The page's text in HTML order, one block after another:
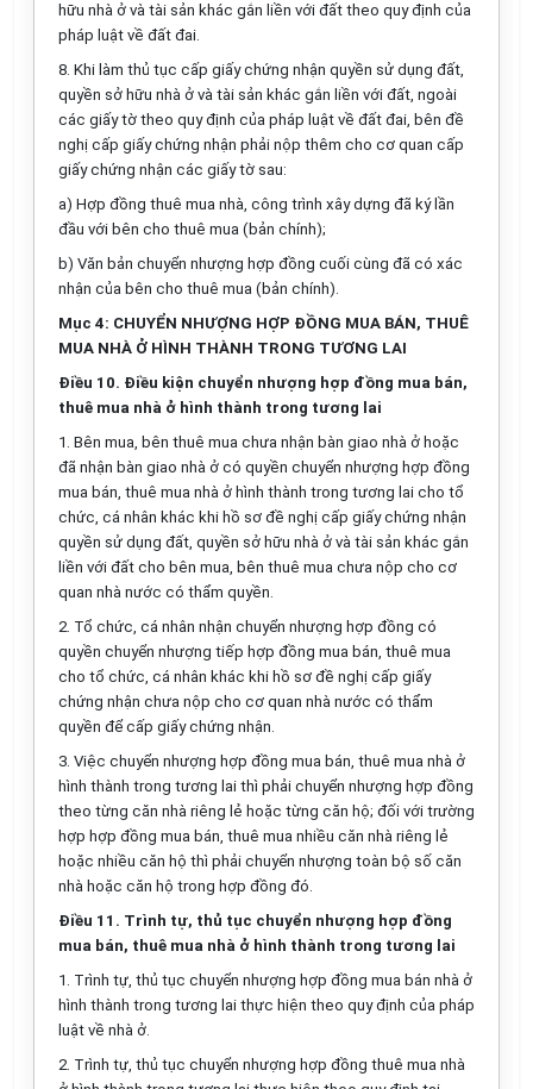
hữu nhà ở và tài sản khác gắn liền với đất theo quy định của
pháp luật về đất đai.
8. Khi làm thủ tục cấp giấy chứng nhận quyền sử dụng đất,
quyền sở hữu nhà ở và tài sản khác gắn liền với đất, ngoài
các giấy tờ theo quy định của pháp luật về đất đai, bên đề
nghị cấp giấy chứng nhận phải nộp thêm cho cơ quan cấp
giấy chứng nhận các giấy tờ sau:
a) Hợp đồng thuê mua nhà, công trình xây dựng đã ký lần
đầu với bên cho thuê mua (bản chính);
b) Văn bản chuyển nhượng hợp đồng cuối cùng đã có xác
nhận của bên cho thuê mua (bản chính).
Mục 4: CHUYỂN NHƯỢNG HỢP ĐỒNG MUA BÁN, THUÊ
MUA NHÀ Ở HÌNH THÀNH TRONG TƯƠNG LAI
Điều 10. Điều kiện chuyển nhượng hợp đồng mua bán,
thuê mua nhà ở hình thành trong tương lai
1. Bên mua, bên thuê mua chưa nhận bàn giao nhà ở hoặc
đã nhận bàn giao nhà ở có quyền chuyển nhượng hợp đồng
mua bán, thuê mua nhà ở hình thành trong tương lai cho tổ
chức, cá nhân khác khi hồ sơ đề nghị cấp giấy chứng nhận
quyền sử dụng đất, quyền sở hữu nhà ở và tài sản khác gắn
liền với đất cho bên mua, bên thuê mua chưa nộp cho cơ
quan nhà nước có thẩm quyền.
2. Tổ chức, cá nhân nhận chuyển nhượng hợp đồng có
quyền chuyển nhượng tiếp hợp đồng mua bán, thuê mua
cho tổ chức, cá nhân khác khi hồ sơ đề nghị cấp giấy
chứng nhận chưa nộp cho cơ quan nhà nước có thẩm
quyền để cấp giấy chứng nhận.
3. Việc chuyển nhượng hợp đồng mua bán, thuê mua nhà ở
hình thành trong tương lai thì phải chuyển nhượng hợp đồng
theo từng căn nhà riêng lẻ hoặc từng căn hộ; đối với trường
hợp hợp đồng mua bán, thuê mua nhiều căn nhà riêng lẻ
hoặc nhiều căn hộ thì phải chuyển nhượng toàn bộ số căn
nhà hoặc căn hộ trong hợp đồng đó.
Điều 11. Trình tự, thủ tục chuyển nhượng hợp đồng
mua bán, thuê mua nhà ở hình thành trong tương lai
1. Trình tự, thủ tục chuyển nhượng hợp đồng mua bán nhà ở
hình thành trong tương lai thực hiện theo quy định của pháp
luật về nhà ở.
2. Trình tự, thủ tục chuyển nhượng hợp đồng thuê mua nhà